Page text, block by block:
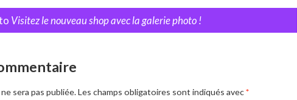
Visitez le nouveau shop avec la galerie photo !
sera pas publiée.Les champs obligatoires sont indiqués avec*